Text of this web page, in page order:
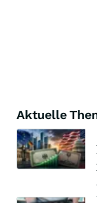
Aktuelle